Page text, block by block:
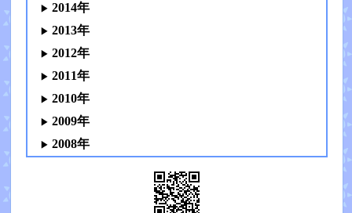
2014年
2013年
2012年
2011年
2010年
2009年
2008年